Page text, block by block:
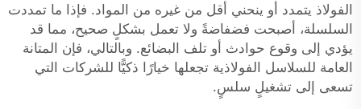
الفولاذ يتمدد أو ينحني أقل من غيره من المواد. فإذا ما تمددت
السلسلة، أصبحت فضفاضةً ولا تعمل بشكلٍ صحيح، مما قد
يؤدي إلى وقوع حوادث أو تلف البضائع. وبالتالي، فإن المتانة
العامة للسلاسل الفولاذية تجعلها خيارًا ذكيًّا للشركات التي
تسعى إلى تشغيلٍ سلسٍ.